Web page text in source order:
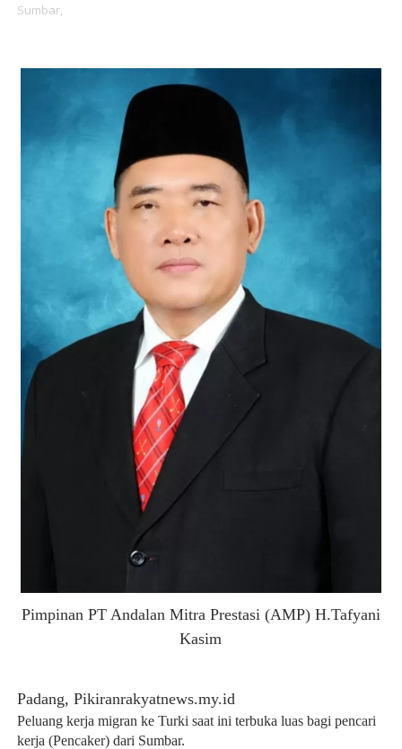
Sumbar,
Pimpinan PT Andalan Mitra Prestasi (AMP) H.Tafyani
Kasim
Padang, Pikiranrakyatnews.my.id
Peluang kerja migran ke Turki saat ini terbuka luas bagi pencari
kerja (Pencaker) dari Sumbar.